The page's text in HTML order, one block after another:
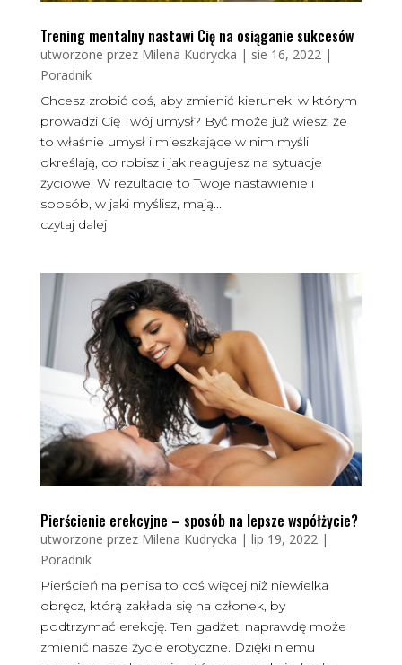
Trening mentalny nastawi Cię na osiąganie sukcesów
utworzone przez Milena Kudrycka | sie 16, 2022 |
Poradnik
Chcesz zrobić coś, aby zmienić kierunek, w którym
prowadzi Cię Twój umysł? Być może już wiesz, że
to właśnie umysł i mieszkające w nim myśli
określają, co robisz i jak reagujesz na sytuacje
życiowe. W rezultacie to Twoje nastawienie i
sposób, w jaki myślisz, mają...
czytaj dalej
Pierścienie erekcyjne – sposób na lepsze współżycie?
utworzone przez Milena Kudrycka | lip 19, 2022|
Poradnik
Pierścień na penisa to coś więcej niż niewielka
obręcz, którą zakłada się na członek, by
podtrzymać erekcję. Ten gadżet, naprawdę może
zmienić nasze życie erotyczne. Dzięki niemu